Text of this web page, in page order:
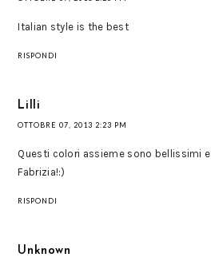
Italian style is the best
RISPONDI
Lilli
OTTOBRE 07, 2013 2:23 PM
Questi colori assieme sono bellissimi
Fabrizia!:)
RISPONDI
Unknown